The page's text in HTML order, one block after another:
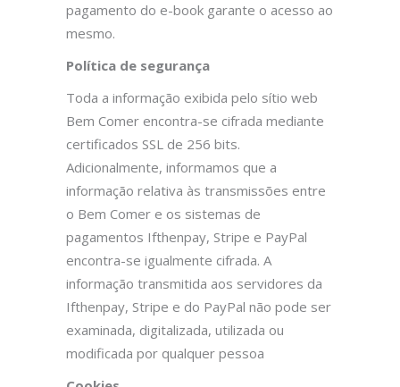
pagamento do e-book garante o acesso ao
mesmo.
Política de segurança
Toda a informação exibida pelo sítio web
Bem Comer encontra-se cifrada mediante
certificados SSL de 256 bits.
Adicionalmente, informamos que a
informação relativa às transmissões entre
o Bem Comer e os sistemas de
pagamentos Ifthenpay, Stripe e PayPal
encontra-se igualmente cifrada. A
informação transmitida aos servidores da
Ifthenpay, Stripe e do PayPal não pode ser
examinada, digitalizada, utilizada ou
modificada por qualquer pessoa